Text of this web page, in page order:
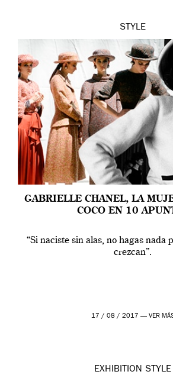
STYLE
GABRIELLE CHANEL, LA
COCO EN 10
“Si naciste sin alas, no hagas nada
crezcan”.
17 / 08 / 2017 — VER
EXHIBITION STYLE